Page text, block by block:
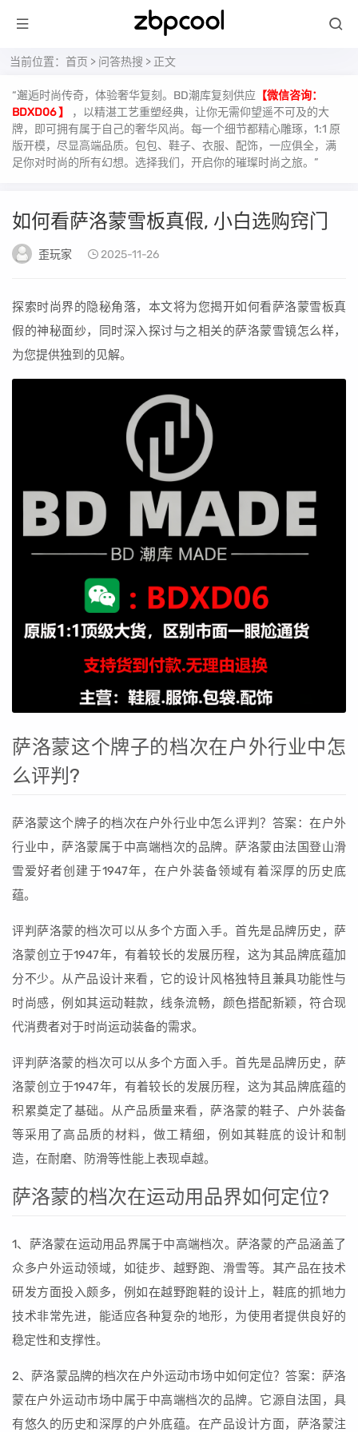
当前位置： 首页 > 问答热搜 > 正文
“邂逅时尚传奇，体验奢华复刻。BD潮库复刻供应 【微信咨询：
BDXD06 】
，以精湛工艺重塑经典，让你无需仰望遥不可及的大
牌，即可拥有属于自己的奢华风尚。每一个细节都精心雕琢，1:1 原
版开模，尽显高端品质。包包、鞋子、衣服、配饰，一应俱全，满
足你对时尚的所有幻想。选择我们，开启你的璀璨时尚之旅。”
如何看萨洛蒙雪板真假, 小白选购窍门
歪玩家 2025-11-26
探索时尚界的隐秘角落，本文将为您揭开如何看萨洛蒙雪板真
假的神秘面纱，同时深入探讨与之相关的萨洛蒙雪镜怎么样，
为您提供独到的见解。
萨洛蒙这个牌子的档次在户外行业中怎
么评判?
萨洛蒙这个牌子的档次在户外行业中怎么评判？答案：在户外
行业中，萨洛蒙属于中高端档次的品牌。萨洛蒙由法国登山滑
雪爱好者创建于1947年，在户外装备领域有着深厚的历史底
蕴。
评判萨洛蒙的档次可以从多个方面入手。首先是品牌历史，萨
洛蒙创立于1947年，有着较长的发展历程，这为其品牌底蕴加
分不少。从产品设计来看，它的设计风格独特且兼具功能性与
时尚感，例如其运动鞋款，线条流畅，颜色搭配新颖，符合现
代消费者对于时尚运动装备的需求。
评判萨洛蒙的档次可以从多个方面入手。首先是品牌历史，萨
洛蒙创立于1947年，有着较长的发展历程，这为其品牌底蕴的
积累奠定了基础。从产品质量来看，萨洛蒙的鞋子、户外装备
等采用了高品质的材料，做工精细，例如其鞋底的设计和制
造，在耐磨、防滑等性能上表现卓越。
萨洛蒙的档次在运动用品界如何定位?
1、萨洛蒙在运动用品界属于中高端档次。萨洛蒙的产品涵盖了
众多户外运动领域，如徒步、越野跑、滑雪等。其产品在技术
研发方面投入颇多，例如在越野跑鞋的设计上，鞋底的抓地力
技术非常先进，能适应各种复杂的地形，为使用者提供良好的
稳定性和支撑性。
2、萨洛蒙品牌的档次在户外运动市场中如何定位？答案：萨洛
蒙在户外运动市场中属于中高端档次的品牌。它源自法国，具
有悠久的历史和深厚的户外底蕴。在产品设计方面，萨洛蒙注